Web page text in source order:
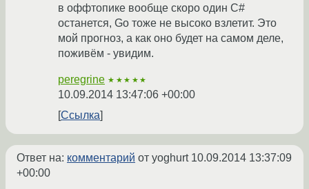
в оффтопике вообще скоро один C#
останется, Go тоже не высоко взлетит. Это
мой прогноз, а как оно будет на самом деле,
поживём - увидим.
peregrine ★★★★★
10.09.2014 13:47:06 +00:00
Ссылка
Ответ на: комментарий от yoghurt 10.09.2014 13:37:09
+00:00